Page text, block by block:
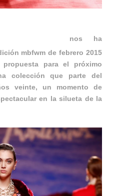
nos ha
mbfwm de febrero 2015
para el próximo
colección que parte del
veinte, un momento de
en la silueta de la